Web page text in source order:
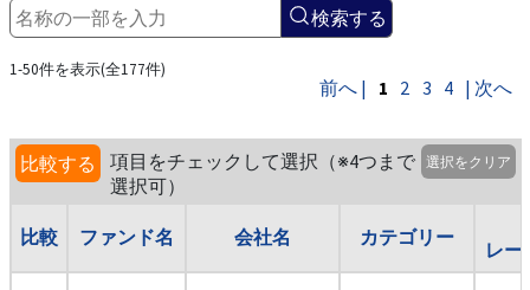
検索する
1-50件を表示(全177件)
前へ | 1 2 3 4 | 次へ
比較する
項目をチェックして選択（※4つまで
選択可）
選択をクリア
比較 ファンド名 会社名 カテゴリー
レー